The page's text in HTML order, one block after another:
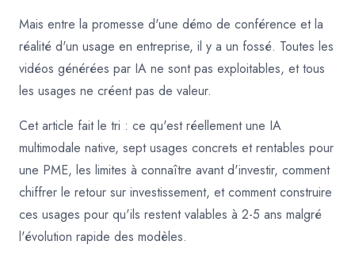
Mais entre la promesse d'une démo de conférence et la
réalité d'un usage en entreprise, il y a un fossé. Toutes les
vidéos générées par IA ne sont pas exploitables, et tous
les usages ne créent pas de valeur.
Cet article fait le tri : ce qu'est réellement une IA
multimodale native, sept usages concrets et rentables pour
une PME, les limites à connaître avant d'investir, comment
chiffrer le retour sur investissement, et comment construire
ces usages pour qu'ils restent valables à 2-5 ans malgré
l'évolution rapide des modèles.